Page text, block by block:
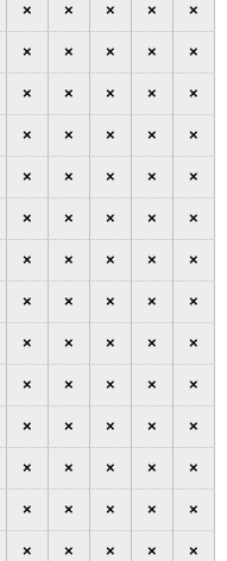
× × × × ×
× × × × ×
× × × × ×
× × × × ×
× × × × ×
× × × × ×
× × × × ×
× × × × ×
× × × × ×
× × × × ×
× × × × ×
× × × × ×
× × × × ×
× × × × ×